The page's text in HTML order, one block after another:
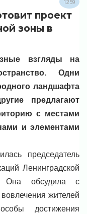
1259
проект
зоны в
взгляды на
Одни
ландшафта
предлагают
с местами
и элементами
председатель
Ленинградской
Она обсудила с
жителей
достижения